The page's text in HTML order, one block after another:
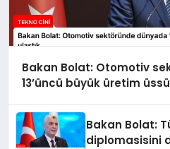
Bakan Bolat: Otomotiv
13’üncü büyük üretim
Bakan Bolat:
diplomasisini